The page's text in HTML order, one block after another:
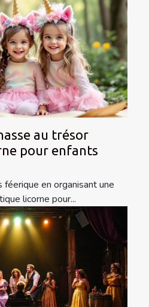
au trésor
pour enfants
féerique en organisant une
licorne pour...